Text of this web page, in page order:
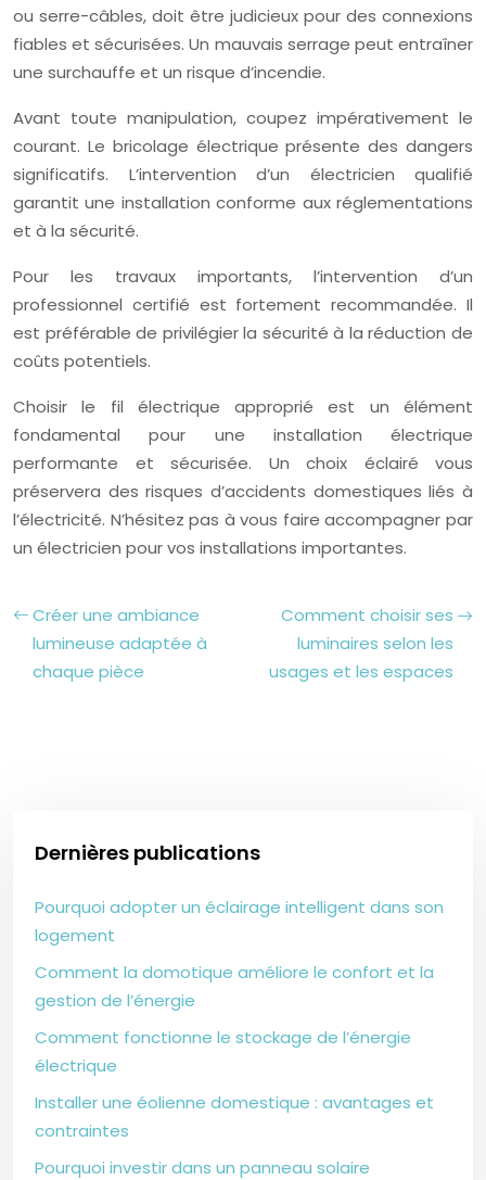
ou serre-câbles, doit être judicieux pour des connexions
fiables et sécurisées. Un mauvais serrage peut entraîner
une surchauffe et un risque d’incendie.
Avant toute manipulation, coupez impérativement le
courant. Le bricolage électrique présente des dangers
significatifs. L’intervention d’un électricien qualifié
garantit une installation conforme aux réglementations
et à la sécurité.
Pour les travaux importants, l’intervention d’un
professionnel certifié est fortement recommandée. Il
est préférable de privilégier la sécurité à la réduction de
coûts potentiels.
Choisir le fil électrique approprié est un élément
fondamental pour une installation électrique
performante et sécurisée. Un choix éclairé vous
préservera des risques d’accidents domestiques liés à
l’électricité. N’hésitez pas à vous faire accompagner par
un électricien pour vos installations importantes.
Créer une ambiance
lumineuse adaptée à
chaque pièce
Comment choisir ses
luminaires selon les
usages et les espaces
Dernières publications
Pourquoi adopter un éclairage intelligent dans son
logement
Comment la domotique améliore le confort et la
gestion de l’énergie
Comment fonctionne le stockage de l’énergie
électrique
Installer une éolienne domestique : avantages et
contraintes
Pourquoi investir dans un panneau solaire